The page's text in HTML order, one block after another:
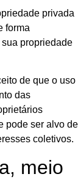
privada
forma
propriedade
de que o uso
das
pode ser alvo de
coletivos.
meio